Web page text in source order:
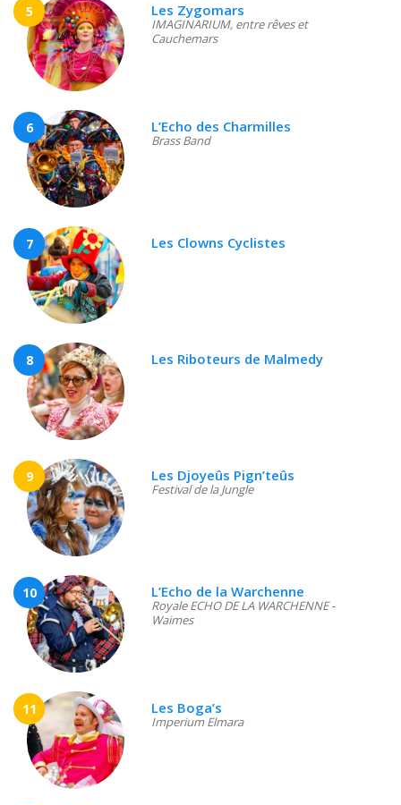
5 Les Zygomars
IMAGINARIUM, entre rêves et
Cauchemars
6 L’Echo des Charmilles
Brass Band
7 Les Clowns Cyclistes
8 Les Riboteurs de Malmedy
9 Les Djoyeûs Pign’teûs
Festival de la Jungle
10 L’Echo de la Warchenne
Royale ECHO DE LA WARCHENNE -
Waimes
11 Les Boga’s
Imperium Elmara